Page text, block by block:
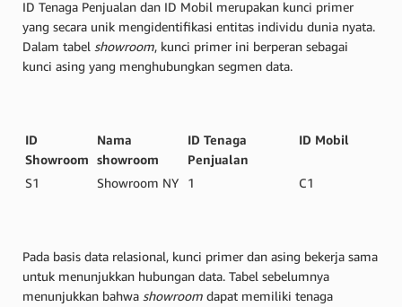
ID Tenaga Penjualan dan ID Mobil merupakan kunci primer
yang secara unik mengidentifikasi entitas individu dunia nyata.
Dalam tabel showroom, kunci primer ini berperan sebagai
kunci asing yang menghubungkan segmen data.
ID
Showroom
Nama
showroom
ID Tenaga
Penjualan
ID Mobil
S1 Showroom NY 1 C1
Pada basis data relasional, kunci primer dan asing bekerja sama
untuk menunjukkan hubungan data. Tabel sebelumnya
menunjukkan bahwa showroom dapat memiliki tenaga